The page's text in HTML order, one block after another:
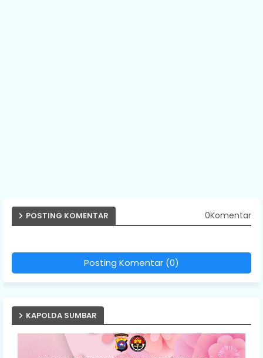
POSTING KOMENTAR 0Komentar
Posting Komentar (0)
KAPOLDA SUMBAR